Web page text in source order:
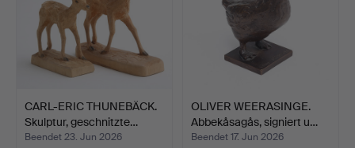
CARL-ERIC THUNEBÄCK.
Skulptur, geschnitzte…
Beendet 23. Jun 2026
OLIVER WEERASINGE.
Abbekåsagås, signiert u…
Beendet 17. Jun 2026